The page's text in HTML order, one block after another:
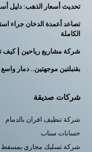
تحديث أسعار الذهب: دليل
تصاعد أعمدة الدخان جراء
الكاملة
شركة مشاريع رياحين | كيف
بقنبلتين موجهتين.. دمار
شركات صديقة
شركة تنظيف افران بالدمام
حسابات سناب
شركة تسليك مجاري بمسقط